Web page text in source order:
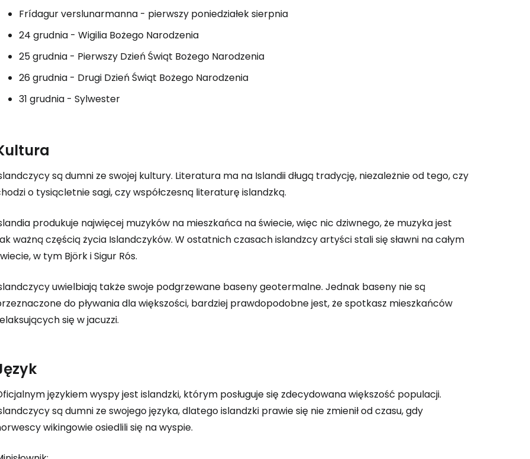
Frídagur verslunarmanna - pierwszy poniedziałek sierpnia
24 grudnia - Wigilia Bożego Narodzenia
25 grudnia - Pierwszy Dzień Świąt Bożego Narodzenia
26 grudnia - Drugi Dzień Świąt Bożego Narodzenia
31 grudnia - Sylwester
są dumni ze swojej kultury. Literatura ma na Islandii długą tradycję, niezależnie od tego, czy
o tysiącletnie sagi, czy współczesną literaturę islandzką.
produkuje najwięcej muzyków na mieszkańca na świecie, więc nic dziwnego, że muzyka jest
ważną częścią życia Islandczyków. W ostatnich czasach islandzcy artyści stali się sławni na całym
w tym Björk i Sigur Rós.
uwielbiają także swoje podgrzewane baseny geotermalne. Jednak baseny nie są
do pływania dla większości, bardziej prawdopodobne jest, że spotkasz mieszkańców
się w jacuzzi.
językiem wyspy jest islandzki, którym posługuje się zdecydowana większość populacji.
są dumni ze swojego języka, dlatego islandzki prawie się nie zmienił od czasu, gdy
wikingowie osiedlili się na wyspie.